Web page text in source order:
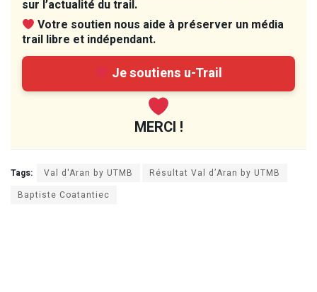
sur l’actualité du trail.
Votre soutien nous aide à préserver un média
trail libre et indépendant.
Je soutiens u-Trail
MERCI !
Tags: Val d'Aran by UTMB
Résultat Val d’Aran by UTMB
Baptiste Coatantiec